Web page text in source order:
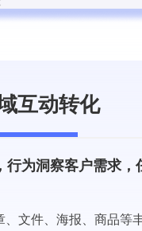
互动转化
行为洞察客户需求，
、文件、海报、商品等